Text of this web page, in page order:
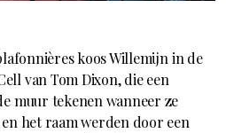
koos Willemijn in de
van Tom Dixon, die een
muur tekenen wanneer ze
het raam werden door een